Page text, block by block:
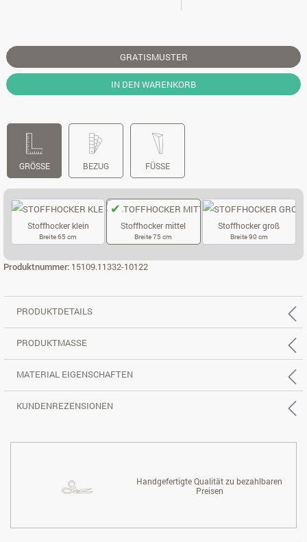
GRATISMUSTER
IN DEN WARENKORB
GRÖSSE BEZUG FÜSSE
Stoffhocker klein
Breite 65 cm
Stoffhocker mittel
Breite 75 cm
Stoffhocker groß
Breite 90 cm
Produktnummer: 15109.11332-10122
PRODUKTDETAILS
PRODUKTMASSE
MATERIAL EIGENSCHAFTEN
KUNDENREZENSIONEN
Handgefertigte Qualität zu bezahlbaren
Preisen